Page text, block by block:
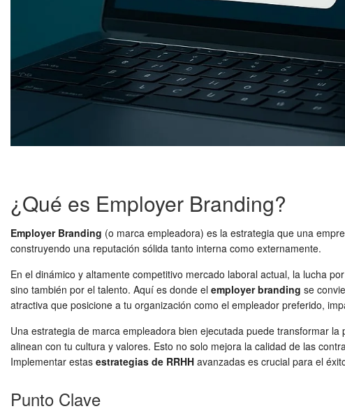
¿Qué es Employer Branding?
Employer Branding (o marca empleadora) es la estrategia que una
construyendo una reputación sólida tanto interna como externamente.
En el dinámico y altamente competitivo mercado laboral actual, la lucha
sino también por el talento. Aquí es donde el employer branding se
atractiva que posicione a tu organización como el empleador preferido,
Una estrategia de marca empleadora bien ejecutada puede transformar
alinean con tu cultura y valores. Esto no solo mejora la calidad de las
Implementar estas estrategias de RRHH avanzadas es crucial para el
Punto Clave